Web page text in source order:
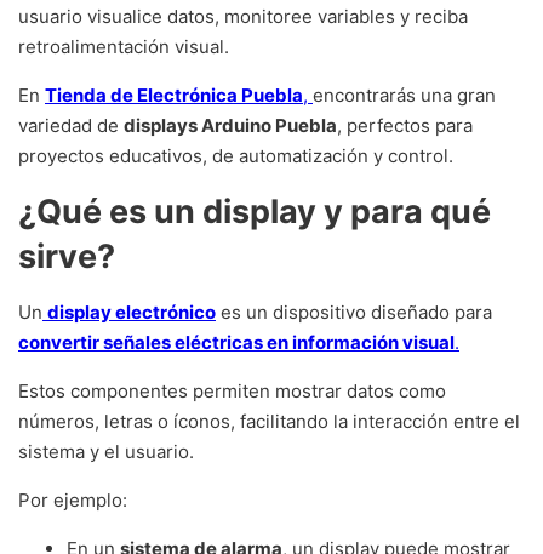
usuario visualice datos, monitoree variables y reciba
retroalimentación visual.
En Tienda de Electrónica Puebla, encontrarás una gran
variedad de displays Arduino Puebla, perfectos para
proyectos educativos, de automatización y control.
¿Qué es un display y para qué
sirve?
Un display electrónico es un dispositivo diseñado para
convertir señales eléctricas en información visual.
Estos componentes permiten mostrar datos como
números, letras o íconos, facilitando la interacción entre el
sistema y el usuario.
Por ejemplo:
En un sistema de alarma, un display puede mostrar